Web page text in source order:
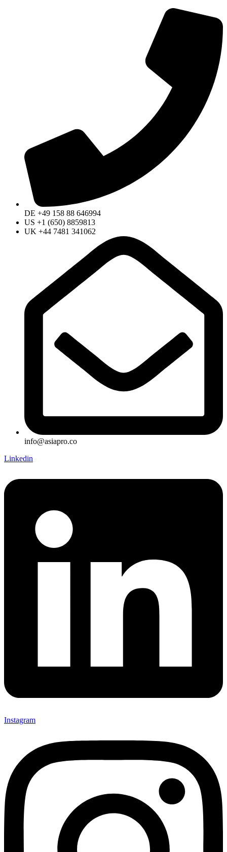
DE +49 158 88 646994
US +1 (650) 8859813
UK +44 7481 341062
info@asiapro.co
Linkedin
Instagram